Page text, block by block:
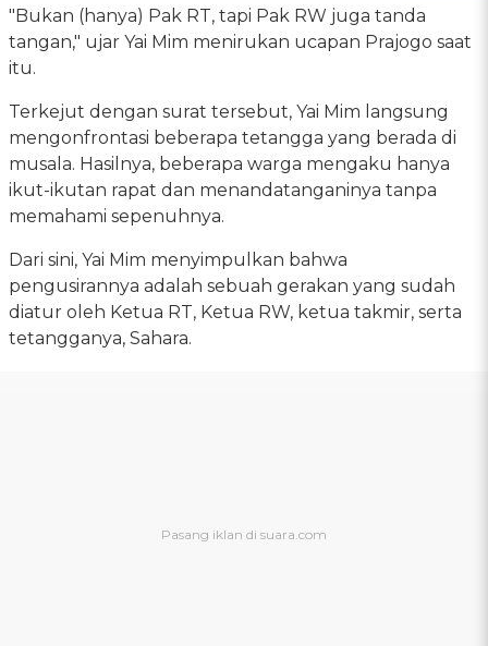
"Bukan (hanya) Pak RT, tapi Pak RW juga tanda
tangan," ujar Yai Mim menirukan ucapan Prajogo saat
itu.
Terkejut dengan surat tersebut, Yai Mim langsung
mengonfrontasi beberapa tetangga yang berada di
musala. Hasilnya, beberapa warga mengaku hanya
ikut-ikutan rapat dan menandatanganinya tanpa
memahami sepenuhnya.
Dari sini, Yai Mim menyimpulkan bahwa
pengusirannya adalah sebuah gerakan yang sudah
diatur oleh Ketua RT, Ketua RW, ketua takmir, serta
tetangganya, Sahara.